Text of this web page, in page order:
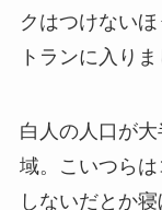
クはつけない
トランに入りま
白人の人口が
域。こいつら
しないだとか